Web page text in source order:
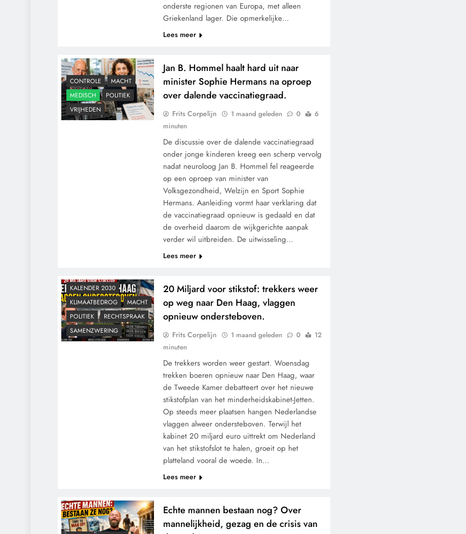
onderste regionen van Europa, met alleen
Griekenland lager. Die opmerkelijke…
Lees meer
CONTROLE
MACHT
MEDISCH
POLITIEK
VRIJHEDEN
Jan B. Hommel haalt hard uit naar
minister Sophie Hermans na oproep
over dalende vaccinatiegraad.
Frits Corpelijn 1 maand geleden 0
6
minuten
De discussie over de dalende vaccinatiegraad
onder jonge kinderen kreeg een scherp vervolg
nadat neuroloog Jan B. Hommel fel reageerde
op een oproep van minister van
Volksgezondheid, Welzijn en Sport Sophie
Hermans. Aanleiding vormt haar verklaring dat
de vaccinatiegraad opnieuw is gedaald en dat
de overheid daarom de wijkgerichte aanpak
verder wil uitbreiden. De uitwisseling…
Lees meer
KALENDER 2030
KLIMAATBEDROG
MACHT
POLITIEK
RECHTSPRAAK
SAMENZWERING
20 Miljard voor stikstof: trekkers weer
op weg naar Den Haag, vlaggen
opnieuw ondersteboven.
Frits Corpelijn 1 maand geleden 0
12
minuten
De trekkers worden weer gestart. Woensdag
trekken boeren opnieuw naar Den Haag, waar
de Tweede Kamer debatteert over het nieuwe
stikstofplan van het minderheidskabinet-Jetten.
Op steeds meer plaatsen hangen Nederlandse
vlaggen alweer ondersteboven. Terwijl het
kabinet 20 miljard euro uittrekt om Nederland
van het stikstofslot te halen, groeit op het
platteland vooral de woede. In…
Lees meer
Echte mannen bestaan nog? Over
mannelijkheid, gezag en de crisis van